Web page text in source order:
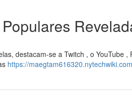
destacam-se a Twitch , o YouTube ,
https://